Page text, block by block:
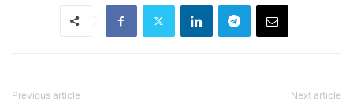
Previous article Next article